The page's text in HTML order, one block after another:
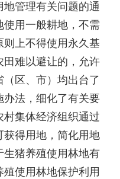
管理有关问题的通
使用一般耕地，不需
上不得使用永久基
难以避让的，允许
区、市）均出台了
法，细化了有关要
集体经济组织通过
得用地，简化用地
猪养殖使用林地有
使用林地保护利用